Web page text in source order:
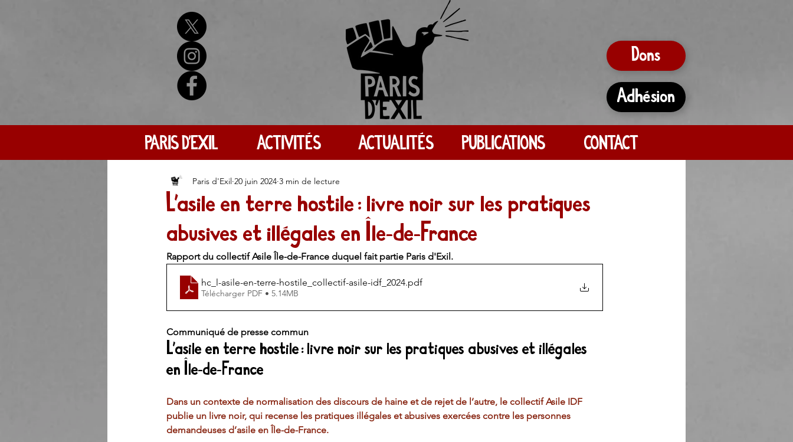
Dons
Adhésion
PARIS D'EXIL ACTIVITÉS ACTUALITÉS PUBLICATIONS CONTACT
L’asile en terre hostile : livre noir sur les pratiques
abusives et illégales en Île-de-France
Paris d'Exil 20 juin 2024 3 min de lecture
Rapport du collectif Asile Île-de-France duquel fait partie Paris d'Exil.
hc_l-asile-en-terre-hostile_collectif-asile-idf_2024.pdf
Télécharger PDF • 5.14MB
Communiqué de presse commun
L’asile en terre hostile : livre noir sur les pratiques abusives et illégales
en Île-de-France
Dans un contexte de normalisation des discours de haine et de rejet de l’autre, le collectif Asile IDF
publie un livre noir, qui recense les pratiques illégales et abusives exercées contre les personnes
demandeuses d’asile en Île-de-France.